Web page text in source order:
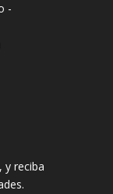
-
y reciba